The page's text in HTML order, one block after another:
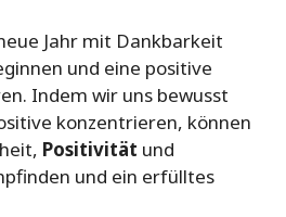
Jahr mit Dankbarkeit
und eine positive
Indem wir uns bewusst
konzentrieren, können
Positivität und
und ein erfülltes